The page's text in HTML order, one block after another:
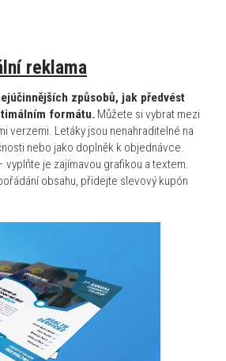
reklama
způsobů, jak předvést
formátu. Můžete si vybrat mezi
verzemi. Letáky jsou nenahraditelné na
nebo jako doplněk k objednávce.
vyplňte je zajímavou grafikou a textem.
obsahu, přidejte slevový kupón